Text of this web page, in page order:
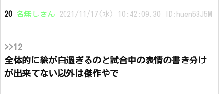
20 名無しさん 2021/11/17(水) 10:42:09.30 ID:huen58J5M
>>12
全体的に絵が白過ぎるのと試合中の表情の書き分け
が出来てない以外は傑作やで